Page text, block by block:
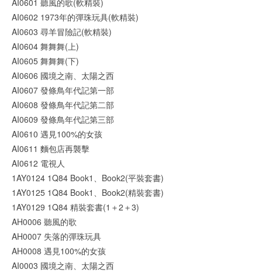
AI0602 1973年的彈珠玩具(軟精裝)
AI0603 尋羊冒險記(軟精裝)
AI0604 舞舞舞(上)
AI0605 舞舞舞(下)
AI0606 國境之南、太陽之西
AI0607 發條鳥年代記第一部
AI0608 發條鳥年代記第二部
AI0609 發條鳥年代記第三部
AI0610 遇見100%的女孩
AI0611 麵包店再襲擊
AI0612 電視人
1AY0124 1Q84 Book1、Book2(平裝套書)
1AY0125 1Q84 Book1、Book2(精裝套書)
1AY0129 1Q84 精裝套書(1＋2＋3)
AH0006 聽風的歌
AH0007 失落的彈珠玩具
AH0008 遇見100%的女孩
AI0003 國境之南、太陽之西